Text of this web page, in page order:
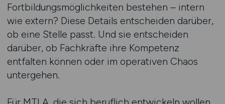
Fortbildungsmöglichkeiten bestehen – intern
wie extern? Diese Details entscheiden darüber,
ob eine Stelle passt. Und sie entscheiden
darüber, ob Fachkräfte ihre Kompetenz
entfalten können oder im operativen Chaos
untergehen.